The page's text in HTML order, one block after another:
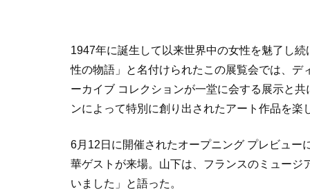
1947年に誕生して以来世界中の女性を魅了し
性の物語」と名付けられたこの展覧会では、
ーカイブ コレクションが一堂に会する展示と
ンによって特別に創り出されたアート作品を楽
6月 12 日に開催されたオープニング プレビュ
華ゲストが来場。山下は、フランスのミュー
いました」と語った。